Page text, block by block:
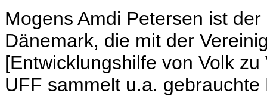
Mogens Amdi Petersen ist
Dänemark, die mit der
[Entwicklungshilfe von Volk
UFF sammelt u.a.